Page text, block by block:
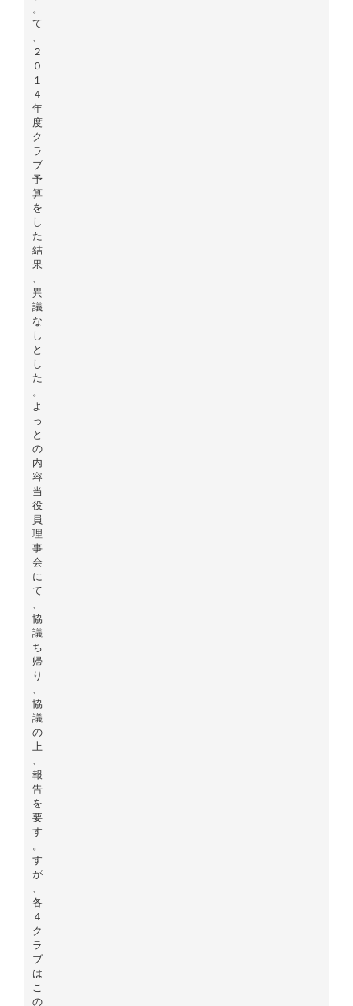
。
て
２
０
１
４
年
度
ク
ラ
ブ
予
算
を
し
た
結
果
異
議
な
し
と
し
た
。
よ
っ
と
の
内
容
当
役
員
理
事
会
に
て
協
議
ち
帰
り
協
議
の
上
報
告
を
要
す
。
す
が
各
４
ク
ラ
ブ
は
こ
の